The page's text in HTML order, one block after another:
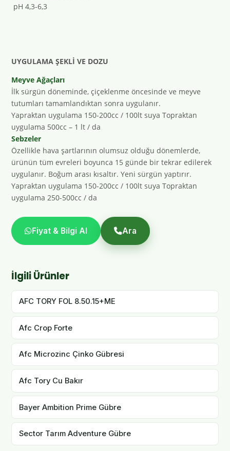
pH 4,3-6,3
UYGULAMA ŞEKLİ VE DOZU
Meyve Ağaçları
İlk sürgün döneminde, çiçeklenme öncesinde ve meyve
tutumları tamamlandıktan sonra uygulanır.
Yapraktan uygulama 150-200cc / 100lt suya Topraktan
uygulama 500cc – 1 lt / da
Sebzeler
Özellikle hava şartlarının olumsuz olduğu dönemlerde,
ürünün tüm evreleri boyunca 15 günde bir tekrar edilerek
uygulanır. Boğum arası kısaltır. Yeni sürgün yaptırır.
Yapraktan uygulama 150-200cc / 100lt suya Topraktan
uygulama 250-500cc / da
Fiyat & Bilgi Al Ara
İlgili Ürünler
AFC TORY FOL 8.50.15+ME
Afc Crop Forte
Afc Microzinc Çinko Gübresi
Afc Tory Cu Bakır
Bayer Ambition Prime Gübre
Sector Tarım Adventure Gübre